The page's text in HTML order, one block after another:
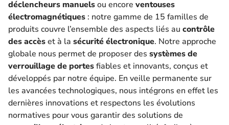
déclencheurs manuelsou encore ventouses
électromagnétiques : notre gamme de 15 familles de
produits couvre l’ensemble des aspects liés au contrôle
des accèset à la sécurité électronique. Notre approche
globale nous permet de proposer des systèmes de
verrouillage de portesfiables et innovants, conçus et
développés par notre équipe. En veille permanente sur
les avancées technologiques, nous intégrons en effet les
dernières innovations et respectons les évolutions
normatives pour vous garantir des solutions de